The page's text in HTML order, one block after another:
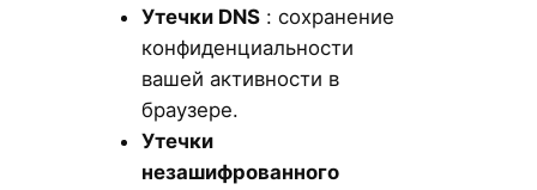
Утечки DNS: сохранение
конфиденциальности
вашей активности в
браузере.
Утечки
незашифрованного